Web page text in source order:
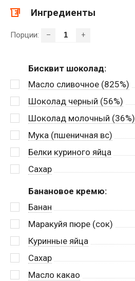
Ингредиенты
Порции: – +
Бисквит шоколад:
Масло сливочное (825%)
Шоколад черный (56%)
Шоколад молочный (36%)
Мука (пшеничная вс)
Белки куриного яйца
Сахар
Банановое кремю:
Банан
Маракуйя пюре (сок)
Куринные яйца
Сахар
Масло какао